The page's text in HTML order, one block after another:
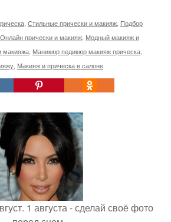
Стильные прически и макияж Подбор
Онлайн прически и макияж Модный макияж и
макияжа Маникюр педикюр макияж прическа
Макияж и прическа в салоне
1 августа - сделай своё фото